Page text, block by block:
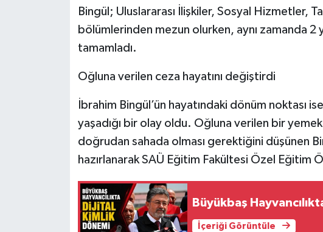
Bingül; Uluslararası İlişkiler, Sosyal Hizmetler,
bölümlerinden mezun olurken, aynı zamanda 2
tamamladı.
Oğluna verilen ceza hayatını değiştirdi
İbrahim Bingül’ün hayatındaki dönüm noktası
yaşadığı bir olay oldu. Oğluna verilen bir
doğrudan sahada olması gerektiğini düşünen
hazırlanarak SAÜ Eğitim Fakültesi Özel Eğitim
Büyükbaş
İçeriği Görüntüle